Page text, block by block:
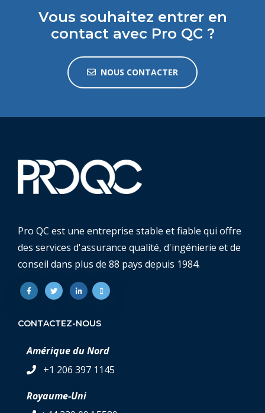
Vous souhaitez entrer en
contact avec Pro QC ?
NOUS CONTACTER
Pro QC est une entreprise stable et fiable qui offre
des services d'assurance qualité, d'ingénierie et de
conseil dans plus de 88 pays depuis 1984.
CONTACTEZ-NOUS
Amérique du Nord
+1 206 397 1145
Royaume-Uni